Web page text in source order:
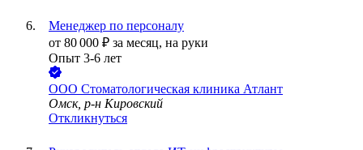
Менеджер по персоналу
от 80 000 ₽ за месяц, на руки
Опыт 3-6 лет
ООО Стоматологическая клиника Атлант
Омск, р-н Кировский
Откликнуться